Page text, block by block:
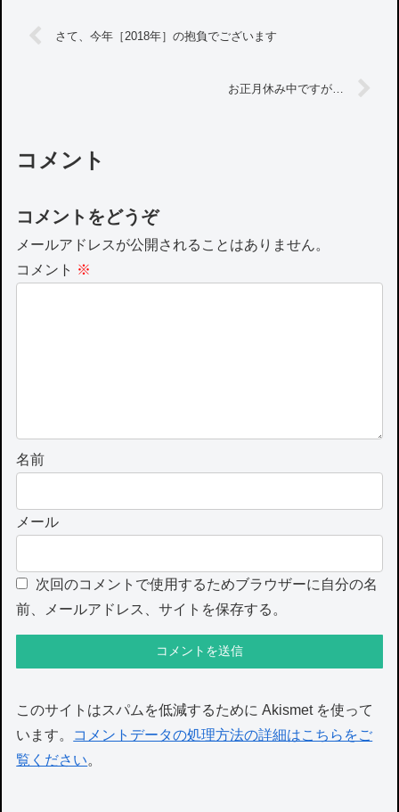
さて、今年［2018年］の抱負でございます
お正月休み中ですが…
コメント
コメントをどうぞ
メールアドレスが公開されることはありません。
コメント ※
名前
メール
次回のコメントで使用するためブラウザーに自分の名
前、メールアドレス、サイトを保存する。
このサイトはスパムを低減するために Akismet を使って
います。
コメントデータの処理方法の詳細はこちらをご
覧ください。